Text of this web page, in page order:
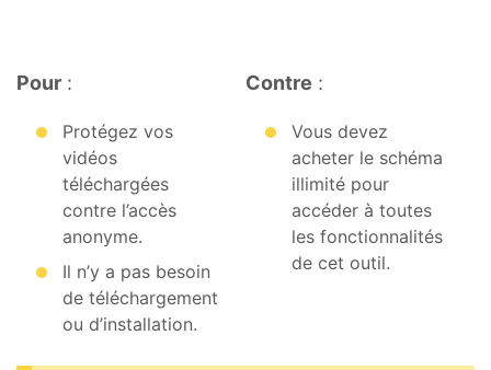
Pour :
Protégez vos
vidéos
téléchargées
contre l’accès
anonyme.
Il n’y a pas besoin
de téléchargement
ou d’installation.
Contre :
Vous devez
acheter le schéma
illimité pour
accéder à toutes
les fonctionnalités
de cet outil.